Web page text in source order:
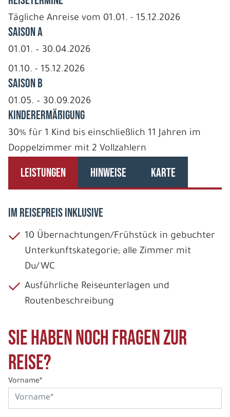
Tägliche Anreise vom 01.01. - 15.12.2026
Saison A
01.01. – 30.04.2026
01.10. - 15.12.2026
Saison B
01.05. – 30.09.2026
Kinderermäßigung
30% für 1 Kind bis einschließlich 11 Jahren im
Doppelzimmer mit 2 Vollzahlern
LEISTUNGEN HINWEISE KARTE
IM REISEPREIS INKLUSIVE
10 Übernachtungen/Frühstück in gebuchter
Unterkunftskategorie; alle Zimmer mit
Du/WC
Ausführliche Reiseunterlagen und
Routenbeschreibung
Sie haben noch Fragen zur
Reise?
Vorname*